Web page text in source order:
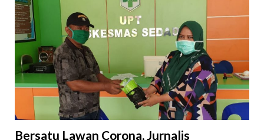
Bersatu Lawan Corona, Jurnalis